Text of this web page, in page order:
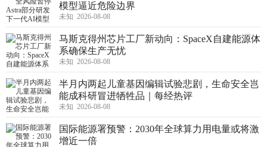
模型逼近危险边界
未知 2026-08-08
马斯克得州芯片工厂新动向：SpaceX自建能源体
系确保生产无忧
未知 2026-08-08
半月内两起儿童基因编辑试验悲剧，生命安全岂
能成科研冒进牺牲品｜每经热评
未知 2026-08-08
国际能源署预警：2030年全球算力用电量或将激
增近一倍